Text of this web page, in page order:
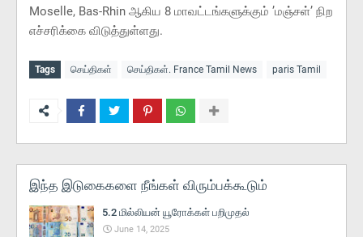
Moselle, Bas-Rhin ஆகிய 8 மாவட்டங்களுக்கும் ’மஞ்சள்’ நிற
எச்சரிக்கை விடுத்துள்ளது.
Tags செய்திகள் செய்திகள். France Tamil News paris Tamil
இந்த இடுகைகளை நீங்கள் விரும்பக்கூடும்
5.2 மில்லியன் யூரோக்கள் பறிமுதல்
June 14, 2025